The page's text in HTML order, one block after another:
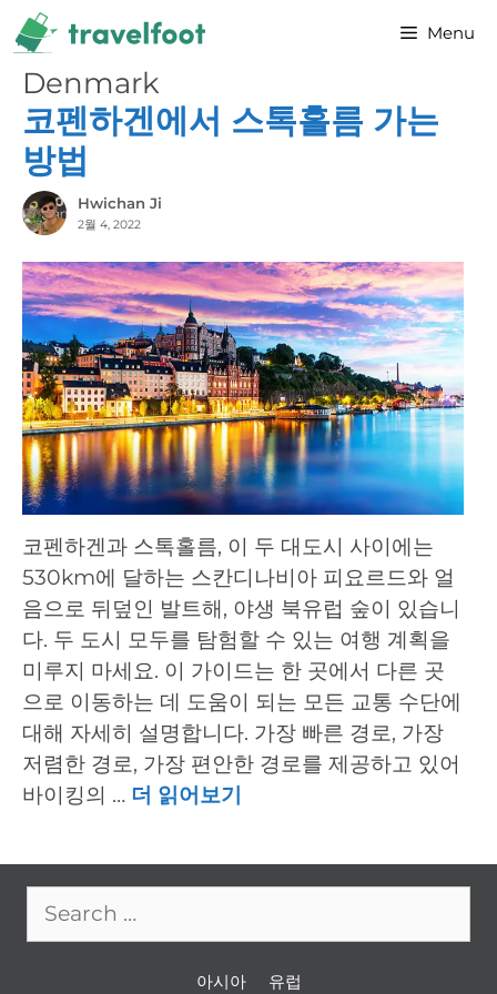
Skip
to
content
Menu
Denmark
코펜하겐에서 스톡홀름 가는
방법
Hwichan Ji
2월 4, 2022
코펜하겐과 스톡홀름, 이 두 대도시 사이에는
530km에 달하는 스칸디나비아 피요르드와 얼
음으로 뒤덮인 발트해, 야생 북유럽 숲이 있습니
다. 두 도시 모두를 탐험할 수 있는 여행 계획을
미루지 마세요. 이 가이드는 한 곳에서 다른 곳
으로 이동하는 데 도움이 되는 모든 교통 수단에
대해 자세히 설명합니다. 가장 빠른 경로, 가장
저렴한 경로, 가장 편안한 경로를 제공하고 있어
바이킹의 … 더 읽어보기
for:
아시아 유럽